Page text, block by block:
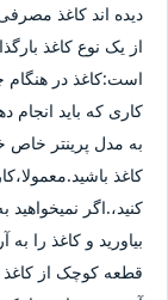
دیده اند کاغذ
از یک نوع کاغذ
است:کاغذ در
کاری که باید انجام
به مدل پرینتر
کاغذ
کنید،.اگر نمیخواهید
بیاورید و کاغذ را
قطعه کوچک از